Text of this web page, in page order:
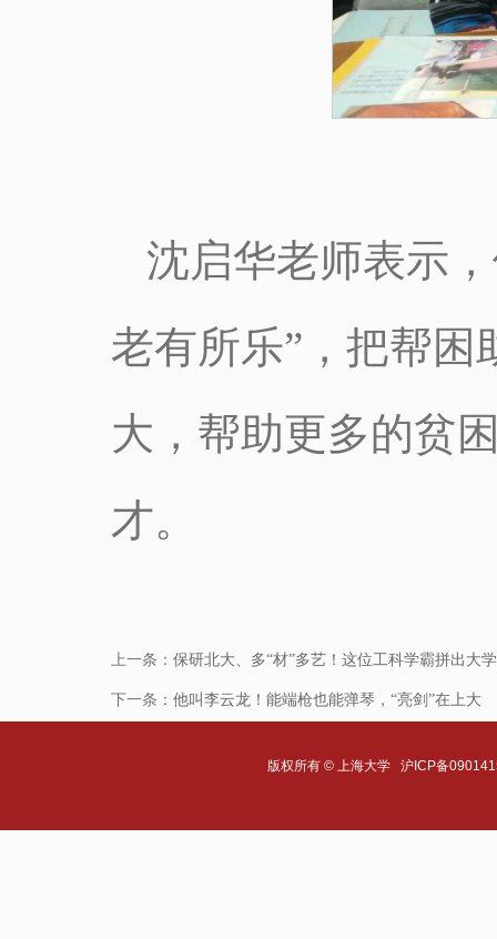
沈启华老师表示
老有所乐”，把帮
大，帮助更多的贫
才。
上一条： 保研北大、多“材”多艺！这位工科学霸拼出大
下一条： 他叫李云龙！能端枪也能弹琴，“亮剑”在上大
版权所有 ©上海大学 沪ICP备